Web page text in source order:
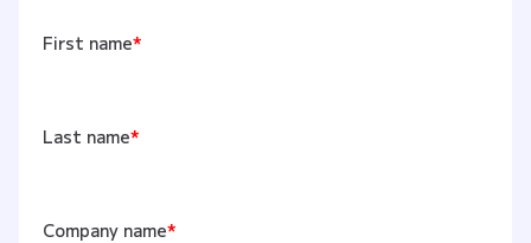
First name*
Last name*
Company name*